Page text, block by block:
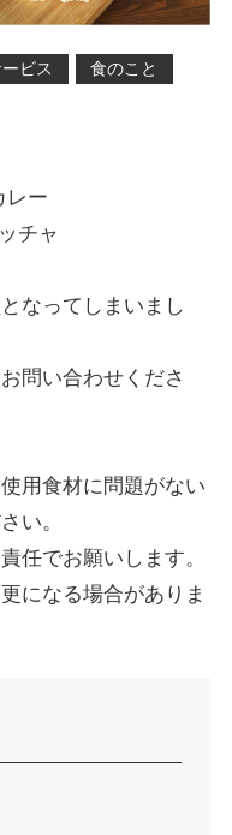
ビス
食のこと
レー
チャ
なってしまいまし
問い合わせくださ
用食材に問題がない
い。
任でお願いします。
になる場合がありま